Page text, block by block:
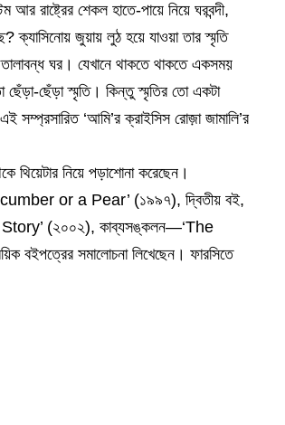
রাষ্ট্রের শেকল হাতে-পায়ে নিয়ে ঘরবন্দী,
ক্যাসিনোয় জুয়ায় লুঠ হয়ে যাওয়া তার স্মৃতি
ঘর। যেখানে থাকতে থাকতে একসময়
ছেঁড়া স্মৃতি। কিন্তু স্মৃতির তো একটা
‘আমি’র ক্রাইসিস রোজ়া জামালি’র
থিয়েটার নিয়ে পড়াশোনা করেছেন।
or a Pear’ (১৯৯৭), দ্বিতীয় বই,
(২০০২), কাব্যসঙ্কলন—‘The
সমালোচনা লিখেছেন। ফারসিতে